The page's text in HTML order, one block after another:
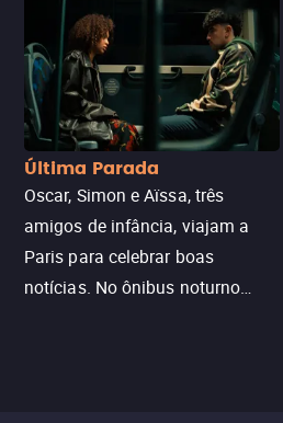
Última Parada
Oscar, Simon e Aïssa, três
amigos de infância, viajam a
Paris para celebrar boas
notícias. No ônibus noturno